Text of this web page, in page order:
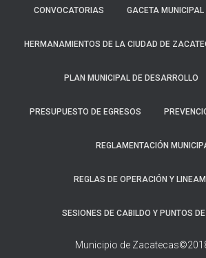
CONVOCATORIAS GACETA
HERMANAMIENTOS DE LA CIUDAD DE
PLAN MUNICIPAL DE DESARROLLO
PRESUPUESTO DE EGRESOS
REGLAMENTACIÓN
REGLAS DE OPERACIÓN Y
SESIONES DE CABILDO Y PUNTOS
Municipio de